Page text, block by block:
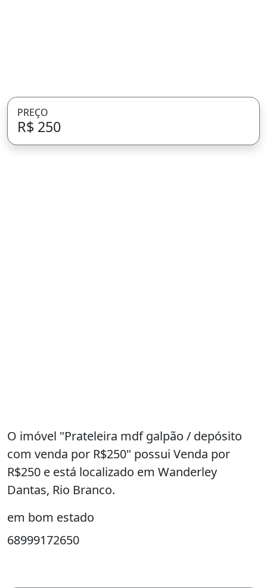
PREÇO
R$ 250
O imóvel "Prateleira mdf galpão / depósito
com venda por R$250" possui Venda por
R$250 e está localizado em Wanderley
Dantas, Rio Branco.
em bom estado
68999172650